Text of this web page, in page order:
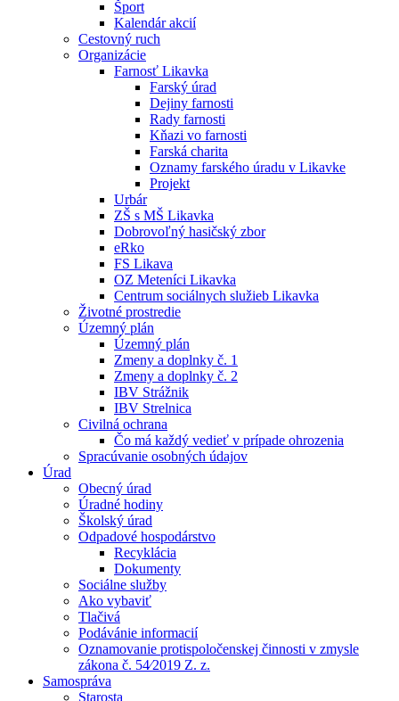
Šport
Kalendár akcií
Cestovný ruch
Organizácie
Farnosť Likavka
Farský úrad
Dejiny farnosti
Rady farnosti
Kňazi vo farnosti
Farská charita
Oznamy farského úradu v Likavke
Projekt
Urbár
ZŠ s MŠ Likavka
Dobrovoľný hasičský zbor
eRko
FS Likava
OZ Meteníci Likavka
Centrum sociálnych služieb Likavka
Životné prostredie
Územný plán
Územný plán
Zmeny a doplnky č. 1
Zmeny a doplnky č. 2
IBV Strážnik
IBV Strelnica
Civilná ochrana
Čo má každý vedieť v prípade ohrozenia
Spracúvanie osobných údajov
Úrad
Obecný úrad
Úradné hodiny
Školský úrad
Odpadové hospodárstvo
Recyklácia
Dokumenty
Sociálne služby
Ako vybaviť
Tlačivá
Podávánie informacií
Oznamovanie protispoločenskej činnosti v zmysle
zákona č. 54⁄2019 Z. z.
Samospráva
Starosta